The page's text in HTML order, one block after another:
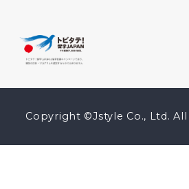
Copyright ©Jstyle Co., Ltd.